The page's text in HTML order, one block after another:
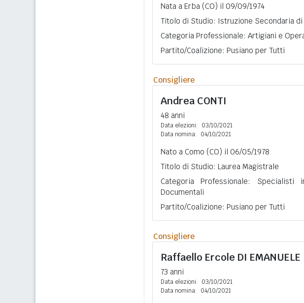
Nata a Erba (CO) il 09/09/1974
Titolo di Studio: Istruzione Secondaria di
Categoria Professionale: Artigiani e
Partito/Coalizione: Pusiano per Tutti
Consigliere
Andrea CONTI
48 anni
Data elezioni:
03/10/2021
Data nomina:
04/10/2021
Nato a Como (CO) il 06/05/1978
Titolo di Studio: Laurea Magistrale
Categoria Professionale:
Documentali
Partito/Coalizione: Pusiano per Tutti
Consigliere
Raffaello Ercole DI EMANUELE
73 anni
Data elezioni:
03/10/2021
Data nomina:
04/10/2021